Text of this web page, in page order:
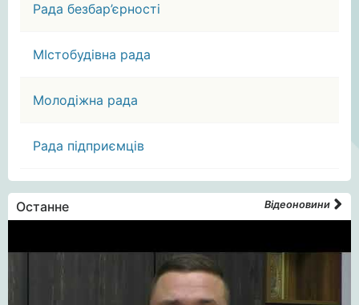
Рада безбар’єрності
МІстобудівна рада
Молодіжна рада
Рада підприємців
Останне Відеоновини